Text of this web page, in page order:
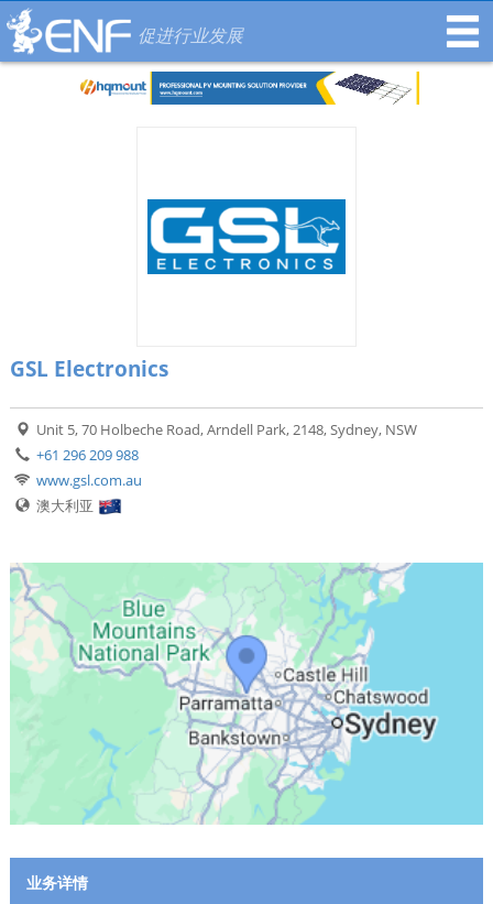
促进行业发展
GSL Electronics
Unit 5, 70 Holbeche Road, Arndell Park, 2148, Sydney, NSW
+61 296 209 988
www.gsl.com.au
澳大利亚
业务详情